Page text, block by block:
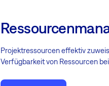
Projektressourcen effektiv
Verfügbarkeit von Ressourcen